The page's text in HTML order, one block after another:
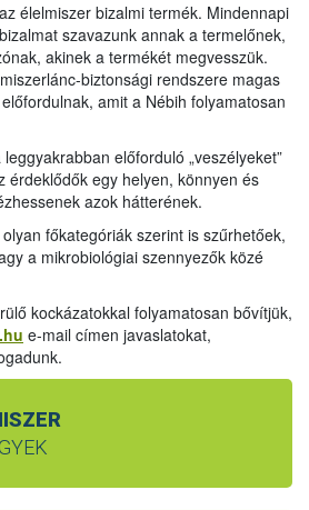
élelmiszer bizalmi termék. Mindennapi
szavazunk annak a termelőnek,
akinek a termékét megvesszük.
biztonsági rendszere magas
amit a Nébih folyamatosan
előforduló „veszélyeket”
érdeklődők egy helyen, könnyen és
azok hátterének.
főkategóriák szerint is szűrhetőek,
a mikrobiológiai szennyezők közé
kockázatokkal folyamatosan bővítjük,
e-mail címen javaslatokat,